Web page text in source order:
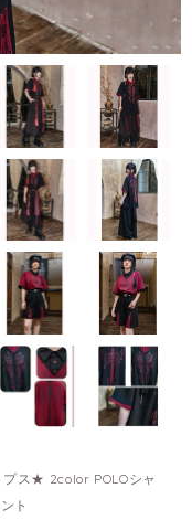
ス★ 2color POLOシャ
ト